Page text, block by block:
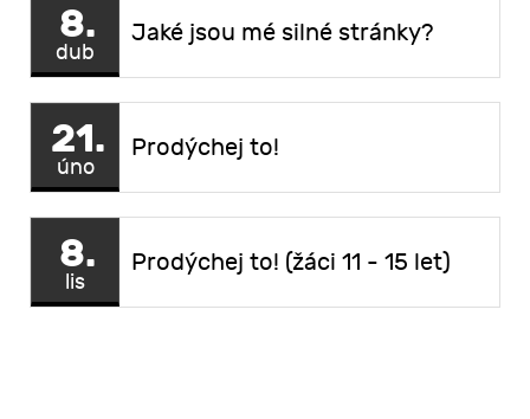
8.
dub
Jaké jsou mé silné stránky?
21.
úno
Prodýchej to!
8.
lis
Prodýchej to! (žáci 11 - 15 let)